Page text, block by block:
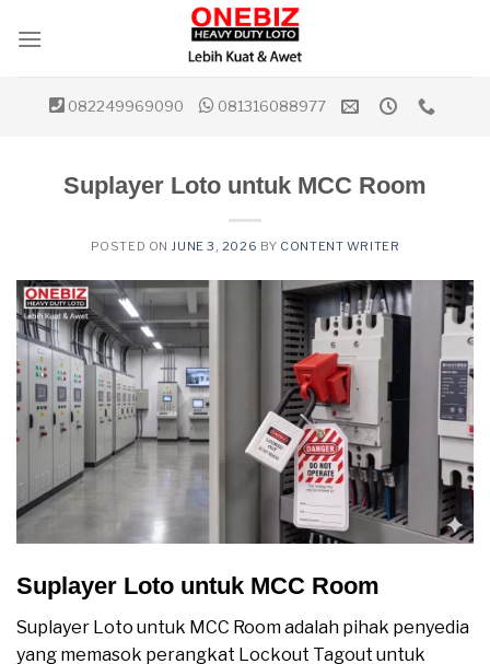
082249969090 081316088977
Suplayer Loto untuk MCC Room
POSTED ON JUNE 3, 2026 BY CONTENT WRITER
Suplayer Loto untuk MCC Room
Suplayer Loto untuk MCC Room adalah pihak penyedia
yang memasok perangkat Lockout Tagout untuk